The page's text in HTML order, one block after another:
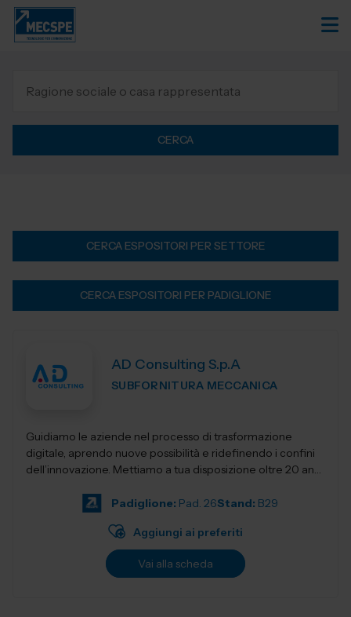
CERCA
CERCA ESPOSITORI PER SETTORE
CERCA ESPOSITORI PER PADIGLIONE
AD Consulting S.p.A
SUBFORNITURA MECCANICA
Guidiamo le aziende nel processo di trasformazione
digitale, aprendo nuove possibilità e ridefinendo i confini
dell’innovazione. Mettiamo a tua disposizione oltre 20 anni
Padiglione: Pad. 26Stand: B29
Aggiungi ai preferiti
Vai alla scheda